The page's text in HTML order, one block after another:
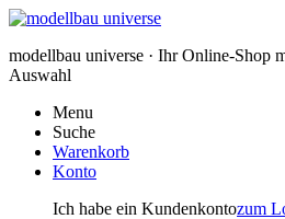
modellbau universe · Ihr Online-Shop
Auswahl
Menu
Suche
Warenkorb
Konto
Ich habe ein Kundenkontozum